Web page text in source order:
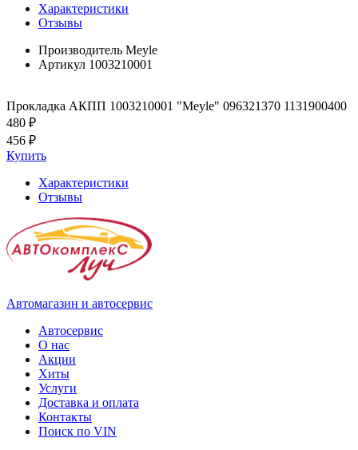
Характеристики
Отзывы
Производитель Meyle
Артикул 1003210001
Прокладка АКПП 1003210001 "Meyle" 096321370 1131900400
480 ₽
456 ₽
Купить
Характеристики
Отзывы
Автомагазин и автосервис
Автосервис
О нас
Акции
Хиты
Услуги
Доставка и оплата
Контакты
Поиск по VIN